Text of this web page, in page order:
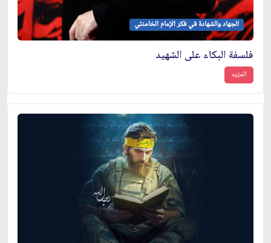
الجهاد والشهادة في فكر الإمام الخامنئي
فلسفة البكاء على الشهيد
المزيد